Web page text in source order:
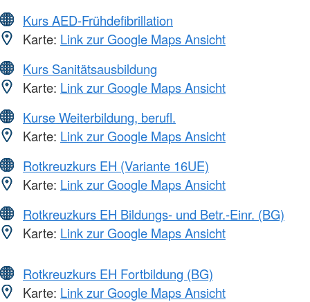
Kurs AED-Frühdefibrillation
Karte: Link zur Google Maps Ansicht
Kurs Sanitätsausbildung
Karte: Link zur Google Maps Ansicht
Kurse Weiterbildung, berufl.
Karte: Link zur Google Maps Ansicht
Rotkreuzkurs EH (Variante 16UE)
Karte: Link zur Google Maps Ansicht
Rotkreuzkurs EH Bildungs- und Betr.-Einr. (BG)
Karte: Link zur Google Maps Ansicht
Rotkreuzkurs EH Fortbildung (BG)
Karte: Link zur Google Maps Ansicht